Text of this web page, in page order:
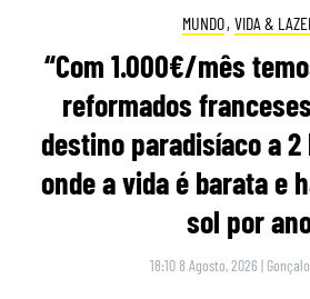
MUNDO, VIDA &
“Com 1.000€/mês
reformados
destino paradisíaco a 2
onde a vida é barata e
sol por
18:10 8 Agosto, 2026 |